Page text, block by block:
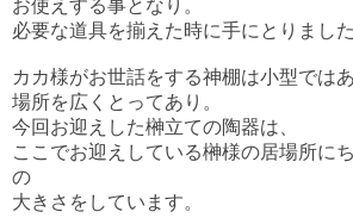
お使えする事となり。
必要な道具を揃えた時に手にとりました
カカ様がお世話をする神棚は小型では
場所を広くとってあり。
今回お迎えした榊立ての陶器は、
ここでお迎えしている榊様の居場所に
の
大きさをしています。